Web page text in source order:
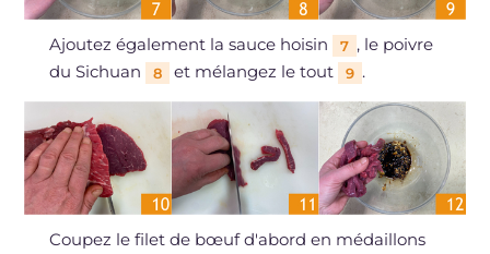
Ajoutez également la sauce hoisin 7 , le poivre
du Sichuan
8 et mélangez le tout 9 .
Coupez le filet de bœuf d'abord en médaillons